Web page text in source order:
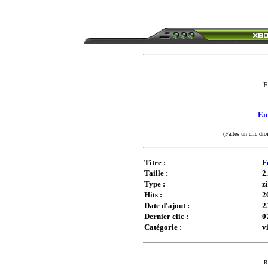
(Faites un clic
Titre :
Taille :
Type :
Hits :
Date d'ajout :
Dernier clic :
Catégorie :